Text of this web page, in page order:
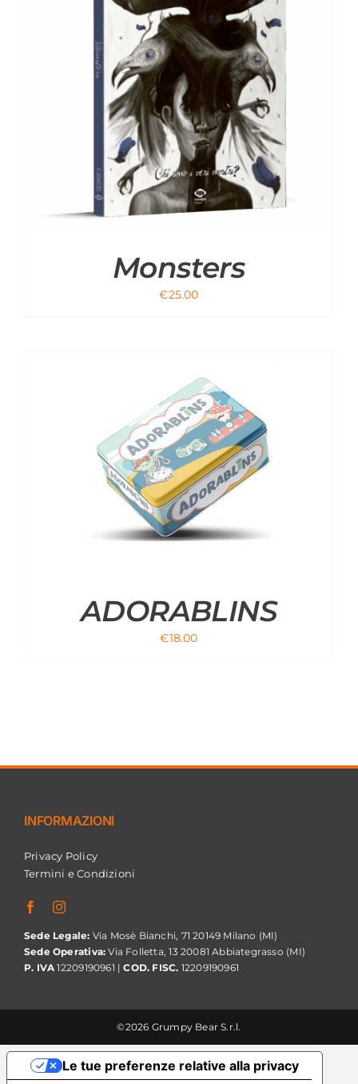
Monsters
€25.00
ADORABLINS
€18.00
INFORMAZIONI
Privacy Policy
Termini e Condizioni
Sede Legale: Via Mosè Bianchi, 71 20149 Milano (MI)
Sede Operativa: Via Folletta, 13 20081 Abbiategrasso (MI)
P. IVA 12209190961 |COD. FISC. 12209190961
©2026 Grumpy Bear S.r.l.
Le tue preferenze relative alla privacy